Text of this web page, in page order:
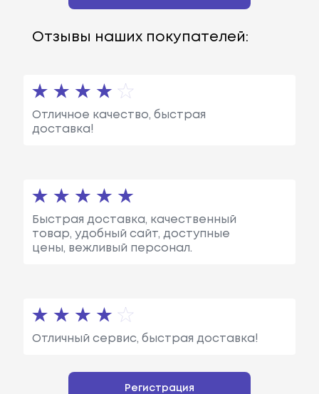
Отзывы наших покупателей:
Отличное качество, быстрая
доставка!
Быстрая доставка, качественный
товар, удобный сайт, доступные
цены, вежливый персонал.
Отличный сервис, быстрая доставка!
Регистрация